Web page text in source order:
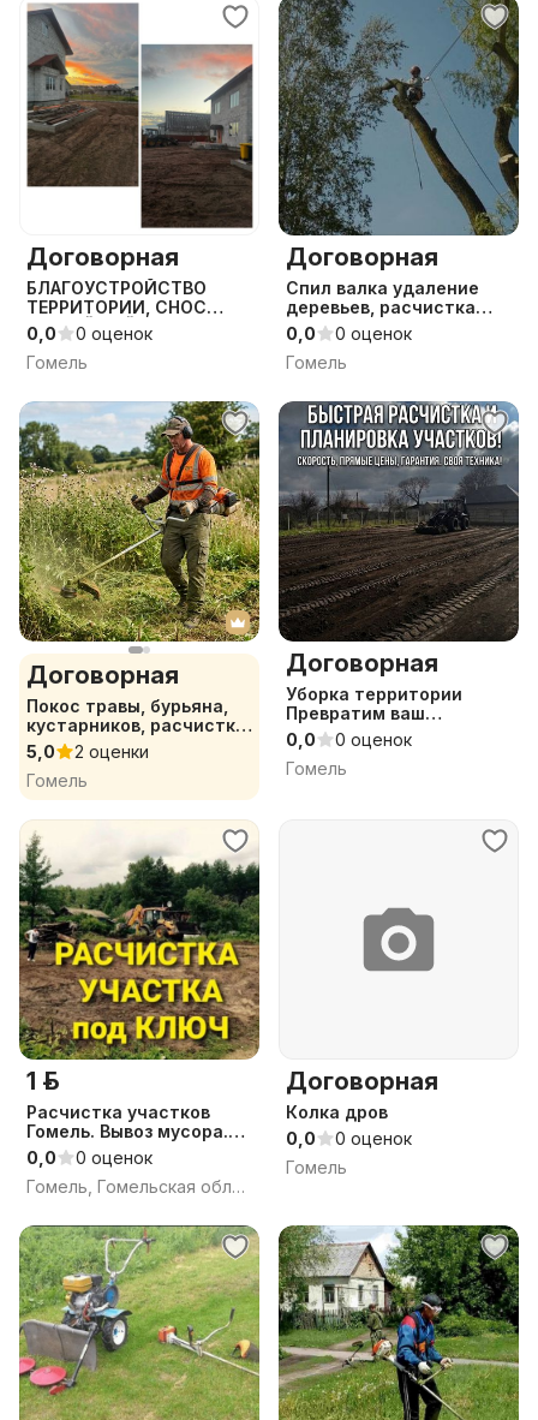
Договорная
БЛАГОУСТРОЙСТВО
ТЕРРИТОРИИ, СНОС
АВАРИЙНЫЙ ОБЪЕКТОВ,
ВЫВОЗ МУСОРА,
ДЕМОНТАЖНЫЕ РАБОТЫ,
0,0
0 оценок
Гомель
Договорная
Спил валка удаление
деревьев, расчистка
участков
0,0
0 оценок
Гомель
Договорная
Покос травы, бурьяна,
кустарников, расчистка
участка
5,0
2 оценки
Гомель
Договорная
Уборка территории
Превратим ваш
заросший участок в
ровный газон под ключ,
вывоз мусора
0,0
0 оценок
Гомель
1 р.
Расчистка участков
Гомель. Вывоз мусора.
Снос. Демонтаж.
Планировка. Уборка
территорий. Гомель
0,0
0 оценок
Гомель, Гомельская область
Договорная
Колка дров
0,0
0 оценок
Гомель